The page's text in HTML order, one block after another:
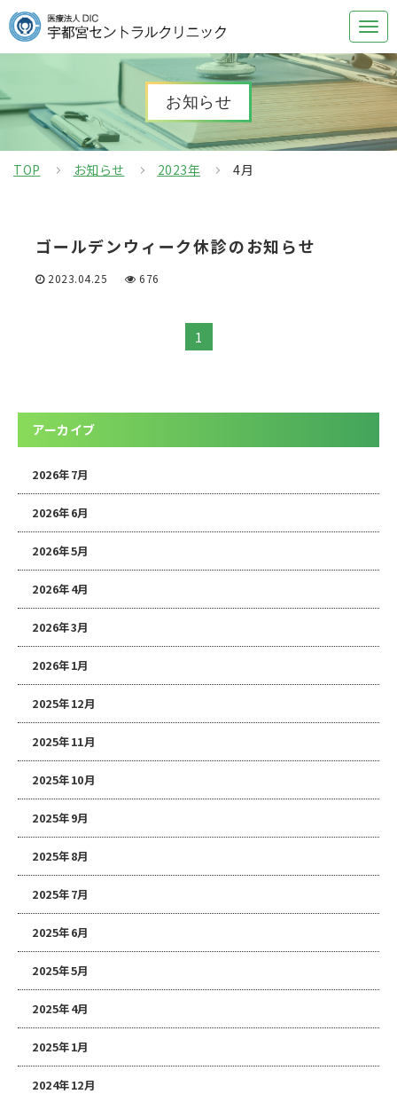
お知らせ
TOP お知らせ 2023年 4月
ゴールデンウィーク休診のお知らせ
2023.04.25 676
1
アーカイブ
2026年7月
2026年6月
2026年5月
2026年4月
2026年3月
2026年1月
2025年12月
2025年11月
2025年10月
2025年9月
2025年8月
2025年7月
2025年6月
2025年5月
2025年4月
2025年1月
2024年12月